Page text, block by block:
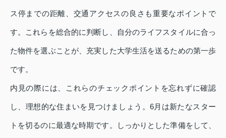
ス停までの距離、交通アクセスの良さも重要なポイントで
す。これらを総合的に判断し、自分のライフスタイルに合っ
た物件を選ぶことが、充実した大学生活を送るための第一歩
です。
内見の際には、これらのチェックポイントを忘れずに確認
し、理想的な住まいを見つけましょう。6月は新たなスター
トを切るのに最適な時期です。しっかりとした準備をして、